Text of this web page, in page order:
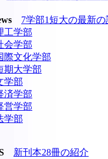
7学部1短大の最新
工学部
会学部
際文化学部
期大学部
学部
済学部
営学部
学部
新刊本28冊の紹介